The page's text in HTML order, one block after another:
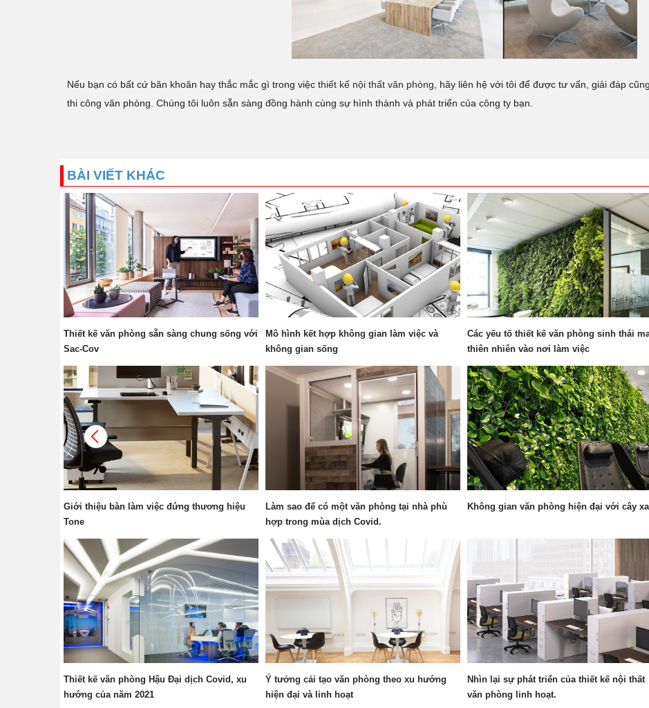
Nếu bạn có bất cứ băn khoăn hay thắc mắc gì trong việc thiết kế nội thất văn phòng , hãy liên hệ với tôi để được tư vấn, giải đáp
thi công văn phòng. Chúng tôi luôn sẵn sàng đồng hành cùng sự hình thành và phát triển của công ty bạn.
BÀI VIẾT KHÁC
Thiết kế văn phòng sẵn sàng chung sống với
Sac-Cov
Mô hình kết hợp không gian làm việc và
không gian sống
Các yếu tố thiết kế văn phòng sinh thái
thiên nhiên vào nơi làm việc
Giới thiệu bàn làm việc đứng thương hiệu
Tone
Làm sao để có một văn phòng tại nhà phù
hợp trong mùa dịch Covid.
Không gian văn phòng hiện đại với cây
Thiết kế văn phòng Hậu Đại dịch Covid, xu
hướng của năm 2021
Ý tưởng cải tạo văn phòng theo xu hướng
hiện đại và linh hoạt
Nhìn lại sự phát triển của thiết kế nội thất
văn phòng linh hoạt.